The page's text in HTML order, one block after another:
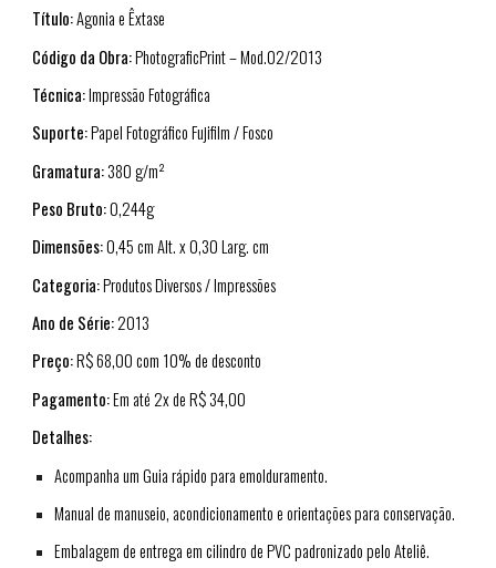
Título:Agonia e Êxtase
Código da Obra:PhotograficPrint – Mod.02/2013
Técnica:Impressão Fotográfica
Suporte:Papel Fotográfico Fujifilm / Fosco
Gramatura:380 g/m²
Peso Bruto:0,244g
Dimensões:0,45 cm Alt. x 0,30 Larg. cm
Categoria:Produtos Diversos / Impressões
Ano de Série:2013
Preço:R$ 68,00 com 10% de desconto
Pagamento:Em até 2x de R$ 34,00
Detalhes:
Acompanha um Guia rápido para emolduramento.
Manual de manuseio, acondicionamento e orientações para conservação.
Embalagem de entrega em cilindro de PVC padronizado pelo Ateliê.